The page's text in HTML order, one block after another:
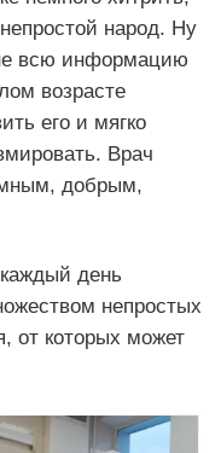
народ. Ну
всю информацию
возрасте
его и мягко
Врач
добрым,
день
непростых
от которых может